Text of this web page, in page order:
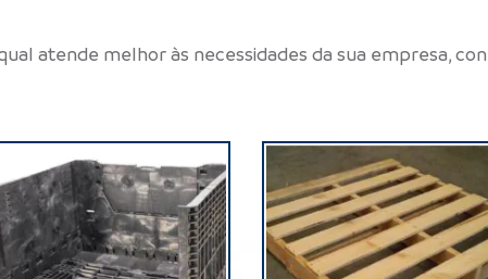
atende melhor às necessidades da sua empresa,